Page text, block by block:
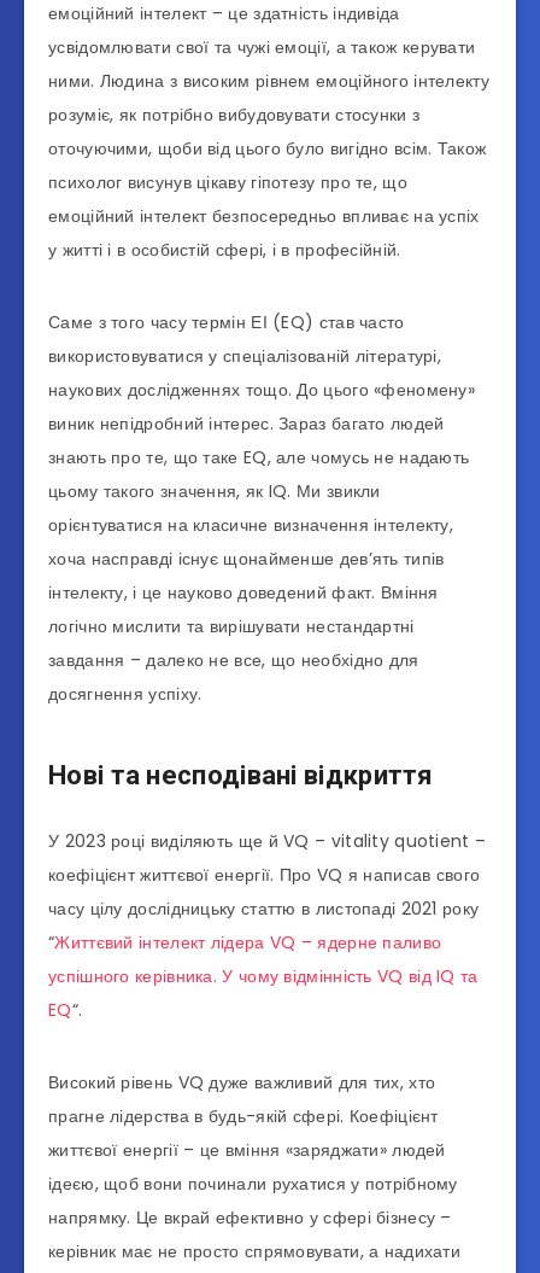
емоційний інтелект – це здатність індивіда
усвідомлювати свої та чужі емоції, а також керувати
ними. Людина з високим рівнем емоційного інтелекту
розуміє, як потрібно вибудовувати стосунки з
оточуючими, щоби від цього було вигідно всім. Також
психолог висунув цікаву гіпотезу про те, що
емоційний інтелект безпосередньо впливає на успіх
у житті і в особистій сфері, і в професійній.
Саме з того часу термін ЕІ (EQ) став часто
використовуватися у спеціалізованій літературі,
наукових дослідженнях тощо. До цього «феномену»
виник непідробний інтерес. Зараз багато людей
знають про те, що таке EQ, але чомусь не надають
цьому такого значення, як IQ. Ми звикли
орієнтуватися на класичне визначення інтелекту,
хоча насправді існує щонайменше дев’ять типів
інтелекту, і це науково доведений факт. Вміння
логічно мислити та вирішувати нестандартні
завдання – далеко не все, що необхідно для
досягнення успіху.
Нові та несподівані відкриття
У 2023 році виділяють ще й VQ – vitality quotient –
коефіцієнт життєвої енергії. Про VQ я написав свого
часу цілу дослідницьку статтю в листопаді 2021 року
“Життєвий інтелект лідера VQ – ядерне паливо
успішного керівника. У чому відмінність VQ від IQ та
EQ“.
Високий рівень VQ дуже важливий для тих, хто
прагне лідерства в будь-якій сфері. Коефіцієнт
життєвої енергії – це вміння «заряджати» людей
ідеєю, щоб вони починали рухатися у потрібному
напрямку. Це вкрай ефективно у сфері бізнесу –
керівник має не просто спрямовувати, а надихати